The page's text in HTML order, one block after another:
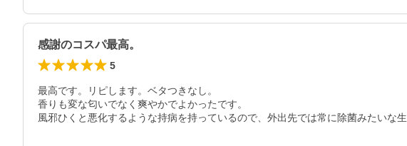
感謝のコスパ最高。
5
最高です。リピします。ベタつきなし。
香りも変な匂いでなく爽やかでよかったです。
風邪ひくと悪化するような持病を持っているので、外出先では常に除菌みたいな